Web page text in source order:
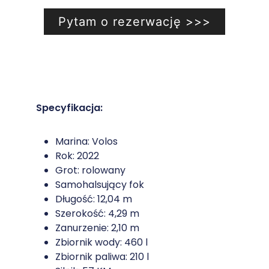
Pytam o rezerwację >>>
Specyfikacja:
Marina: Volos
Rok: 2022
Grot: rolowany
Samohalsujący fok
Długość: 12,04 m
Szerokość: 4,29 m
Zanurzenie: 2,10 m
Zbiornik wody: 460 l
Zbiornik paliwa: 210 l